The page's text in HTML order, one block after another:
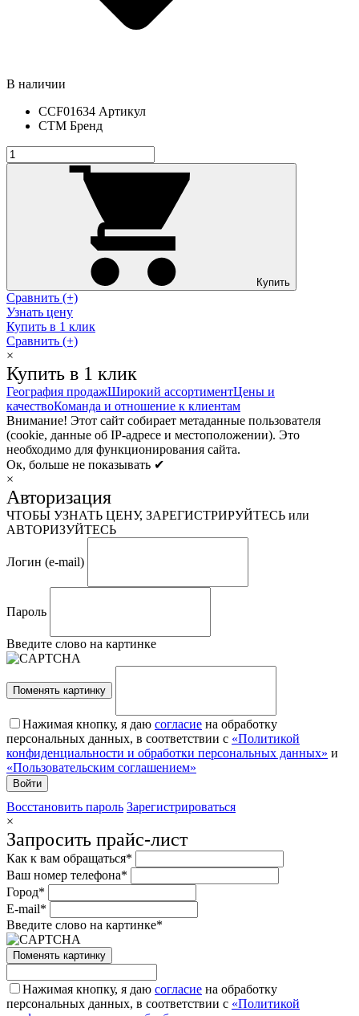
В наличии
CCF01634 Артикул
СТМ Бренд
Купить
Сравнить (+)
Узнать цену
Купить в 1 клик
Сравнить (+)
×
Купить в 1 клик
География продажШирокий ассортиментЦены и
качествоКоманда и отношение к клиентам
Внимание! Этот сайт собирает метаданные пользователя
(cookie, данные об IP-адресе и местоположении). Это
необходимо для функционирования сайта.
Ок, больше не показывать ✔
×
Авторизация
ЧТОБЫ УЗНАТЬ ЦЕНУ, ЗАРЕГИСТРИРУЙТЕСЬ или
АВТОРИЗУЙТЕСЬ
Логин (e-mail)
Пароль
Введите слово на картинке
Поменять картинку
Нажимая кнопку, я даю согласие на обработку
персональных данных, в соответствии с «Политикой
конфиденциальности и обработки персональных данных» и
«Пользовательским соглашением»
Восстановить пароль Зарегистрироваться
×
Запросить прайс-лист
Как к вам обращаться*
Ваш номер телефона*
Город*
E-mail*
Введите слово на картинке*
Поменять картинку
Нажимая кнопку, я даю согласие на обработку
персональных данных, в соответствии с «Политикой